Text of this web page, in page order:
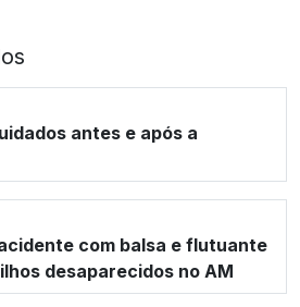
antes e após a
com balsa e flutuante
desaparecidos no AM